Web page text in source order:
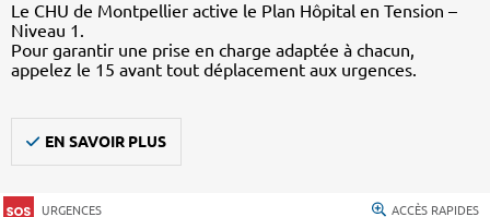
Le CHU de Montpellier active le Plan Hôpital en Tension –
Niveau 1.
Pour garantir une prise en charge adaptée à chacun,
appelez le 15 avant tout déplacement aux urgences.
EN SAVOIR PLUS
URGENCES ACCÈS RAPIDES